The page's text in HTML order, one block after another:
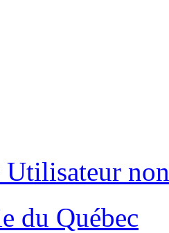
Utilisateur
du Québec